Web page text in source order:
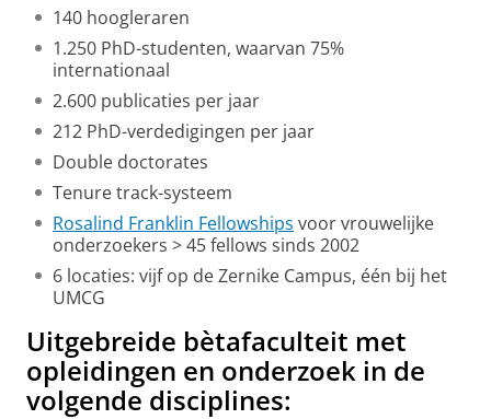
140 hoogleraren
1.250 PhD-studenten, waarvan 75%
internationaal
2.600 publicaties per jaar
212 PhD-verdedigingen per jaar
Double doctorates
Tenure track-systeem
Rosalind Franklin Fellowships voor vrouwelijke
onderzoekers > 45 fellows sinds 2002
6 locaties: vijf op de Zernike Campus, één bij het
UMCG
Uitgebreide bètafaculteit met
opleidingen en onderzoek in de
volgende disciplines: